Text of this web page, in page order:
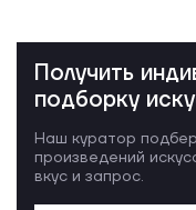
Получить
подборку
Наш куратор
произведений
вкус и запрос.